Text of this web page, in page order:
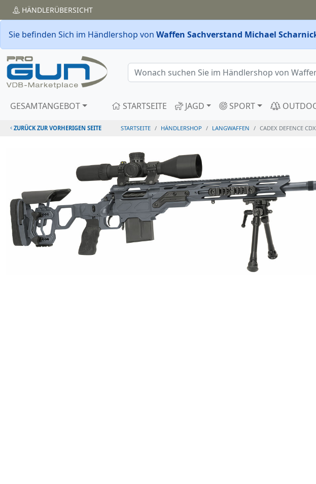
HÄNDLERÜBERSICHT
Sie befinden Sich im Händlershop von Waffen Sachverstand Michael
GESAMTANGEBOT STARTSEITE JAGD SPORT
ZURÜCK ZUR VORHERIGEN SEITE STARTSEITE HÄNDLERSHOP LANGWAFFEN CADEX DEFENCE